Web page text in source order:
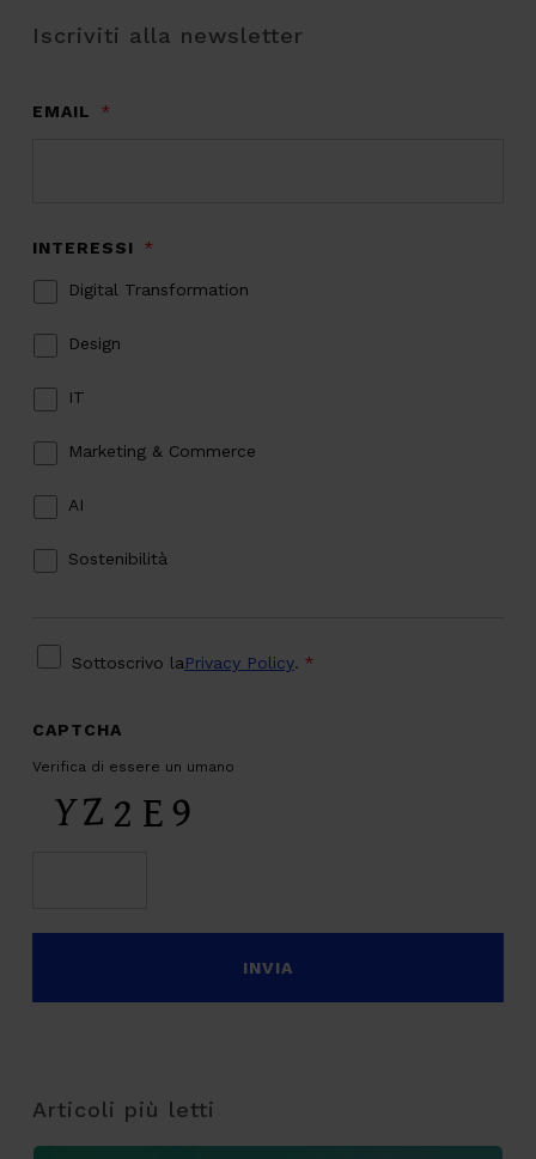
Iscriviti alla newsletter
EMAIL *
INTERESSI *
Digital Transformation
Design
IT
Marketing & Commerce
AI
Sostenibilità
PRIVACY
Sottoscrivo laPrivacy Policy. *
CAPTCHA
Verifica di essere un umano
Articoli più letti